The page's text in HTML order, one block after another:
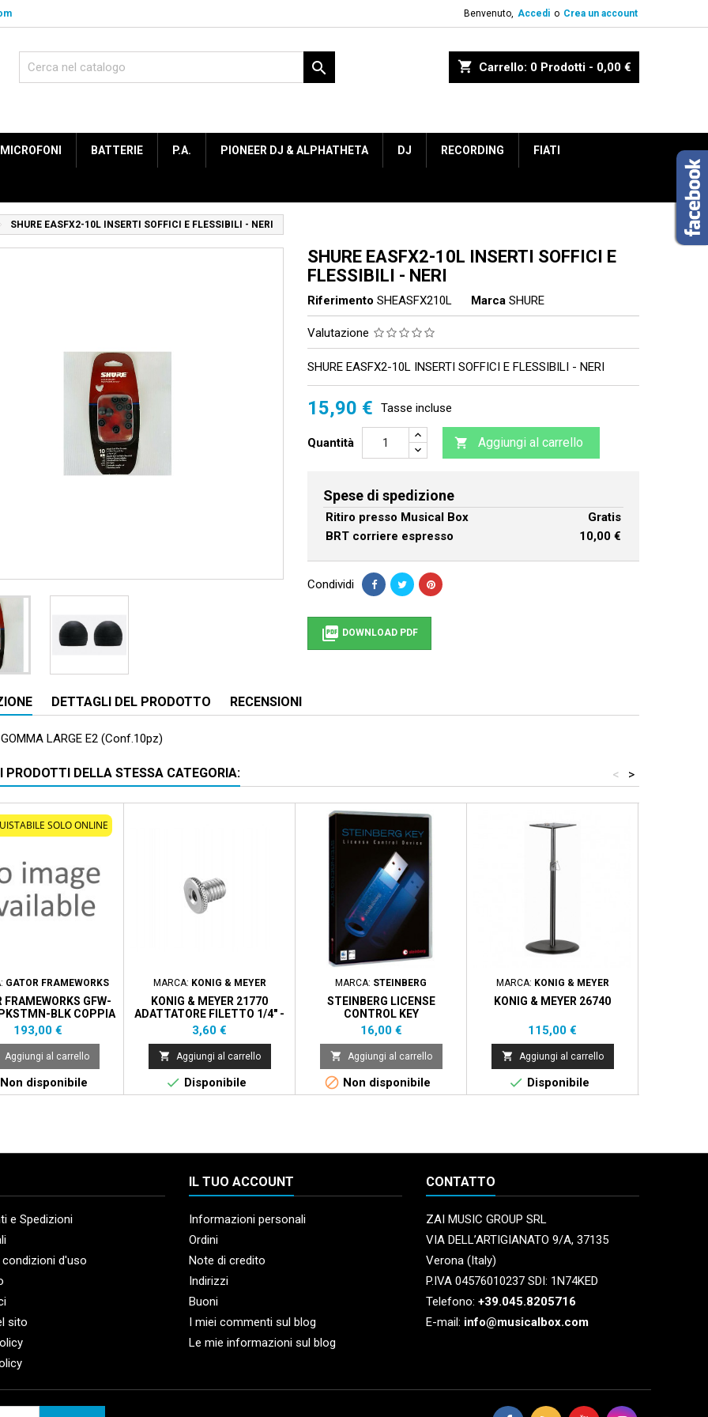
Benvenuto, Accedi o Crea un account
shopping_cart Carrello: 0 Prodotti - 0,00 €

MICROFONI BATTERIE P.A. PIONEER DJ & ALPHATHETA DJ RECORDING FIATI
SHURE EASFX2-10L INSERTI SOFFICI E FLESSIBILI - NERI
SHURE EASFX2-10L INSERTI SOFFICI E
FLESSIBILI - NERI
Riferimento SHEASFX210L Marca SHURE
Valutazione
SHURE EASFX2-10L INSERTI SOFFICI E FLESSIBILI - NERI
15,90 € Tasse incluse
Quantità  Aggiungi al carrello
Spese di spedizione
Ritiro presso Musical Box
Gratis
BRT corriere espresso
10,00 €
Condividi
 DOWNLOAD PDF
DETTAGLI DEL PRODOTTO RECENSIONI
GOMMA LARGE E2 (Conf.10pz)
PRODOTTI DELLA STESSA CATEGORIA: >
<
SOLO ONLINE
GATOR FRAMEWORKS
FRAMEWORKS GFW-
BLK COPPIA
PER MONITOR
IN LEGNO CON
NERA
Prezzo
193,00 €
Aggiungi al carrello
Non disponibile
MARCA: KONIG & MEYER
KONIG & MEYER 21770
ADATTATORE FILETTO 1/4" -
3/8"
Prezzo
3,60 €
 Aggiungi al carrello
 Disponibile
MARCA: STEINBERG
STEINBERG LICENSE
CONTROL KEY
Prezzo
16,00 €
 Aggiungi al carrello
 Non disponibile
MARCA: KONIG & MEYER
KONIG & MEYER 26740
Prezzo
115,00 €
 Aggiungi al carrello
 Disponibile
e Spedizioni
condizioni d'uso
sito
IL TUO ACCOUNT
Informazioni personali
Ordini
Note di credito
Indirizzi
Buoni
I miei commenti sul blog
Le mie informazioni sul blog
CONTATTO
ZAI MUSIC GROUP SRL
VIA DELL’ARTIGIANATO 9/A, 37135
Verona (Italy)
P.IVA 04576010237 SDI: 1N74KED
Telefono: +39.045.8205716
E-mail: info@musicalbox.com